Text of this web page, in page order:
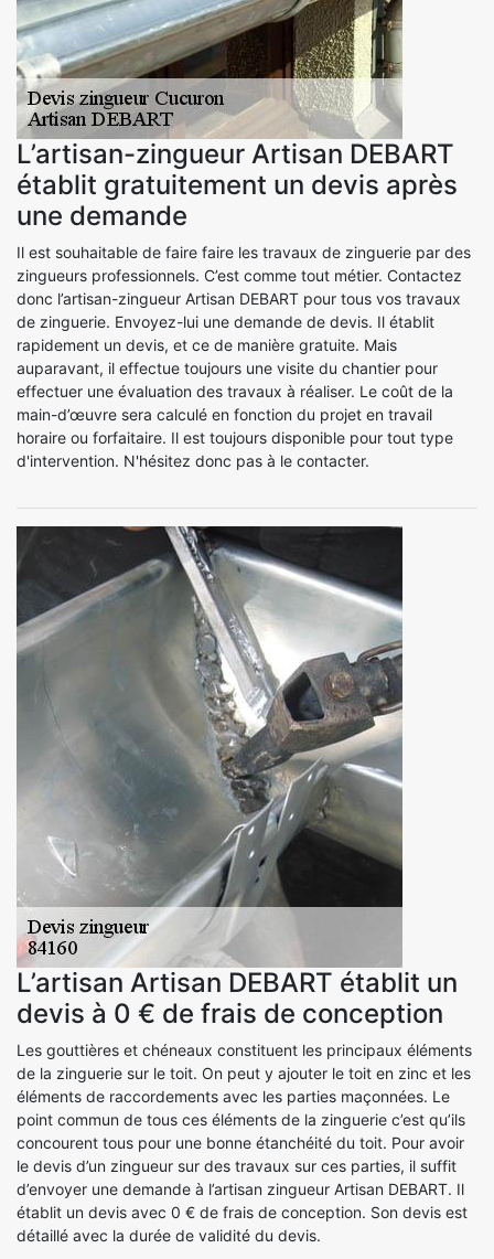
L’artisan-zingueur Artisan DEBART
établit gratuitement un devis après
une demande
Il est souhaitable de faire faire les travaux de zinguerie par des
zingueurs professionnels. C’est comme tout métier. Contactez
donc l’artisan-zingueur Artisan DEBART pour tous vos travaux
de zinguerie. Envoyez-lui une demande de devis. Il établit
rapidement un devis, et ce de manière gratuite. Mais
auparavant, il effectue toujours une visite du chantier pour
effectuer une évaluation des travaux à réaliser. Le coût de la
main-d’œuvre sera calculé en fonction du projet en travail
horaire ou forfaitaire. Il est toujours disponible pour tout type
d'intervention. N'hésitez donc pas à le contacter.
L’artisan Artisan DEBART établit un
devis à 0 € de frais de conception
Les gouttières et chéneaux constituent les principaux éléments
de la zinguerie sur le toit. On peut y ajouter le toit en zinc et les
éléments de raccordements avec les parties maçonnées. Le
point commun de tous ces éléments de la zinguerie c’est qu’ils
concourent tous pour une bonne étanchéité du toit. Pour avoir
le devis d’un zingueur sur des travaux sur ces parties, il suffit
d’envoyer une demande à l’artisan zingueur Artisan DEBART. Il
établit un devis avec 0 € de frais de conception. Son devis est
détaillé avec la durée de validité du devis.